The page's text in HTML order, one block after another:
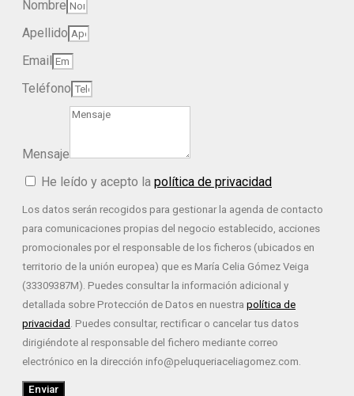
Nombre
Apellido
Email
Teléfono
Mensaje
He leído y acepto la política de privacidad
Los datos serán recogidos para gestionar la agenda de contacto
para comunicaciones propias del negocio establecido, acciones
promocionales por el responsable de los ficheros (ubicados en
territorio de la unión europea) que es María Celia Gómez Veiga
(33309387M). Puedes consultar la información adicional y
detallada sobre Protección de Datos en nuestra política de
privacidad . Puedes consultar, rectificar o cancelar tus datos
dirigiéndote al responsable del fichero mediante correo
electrónico en la dirección info@peluqueriaceliagomez.com.
Enviar